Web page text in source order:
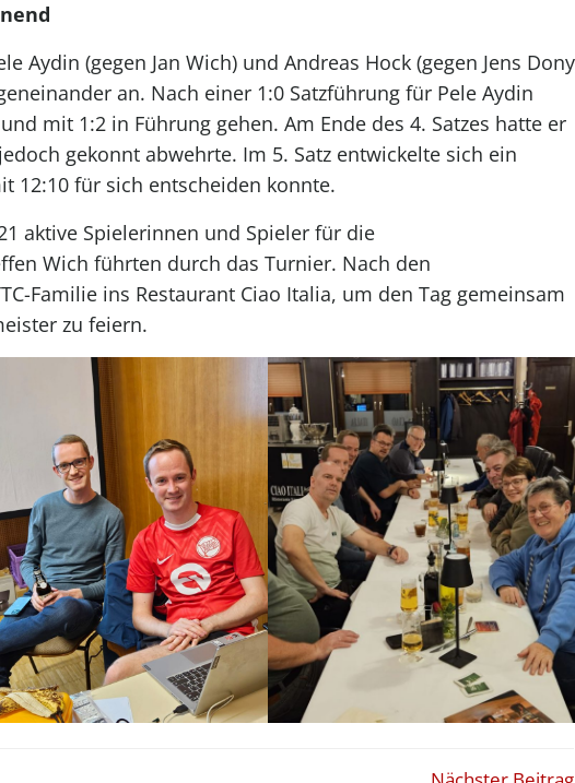
Aydin (gegen Jan Wich) und Andreas Hock (gegen Jens
an. Nach einer 1:0 Satzführung für Pele Aydin
mit 1:2 in Führung gehen. Am Ende des 4. Satzes hatte er
gekonnt abwehrte. Im 5. Satz entwickelte sich ein
12:10 für sich entscheiden konnte.
aktive Spielerinnen und Spieler für die
Wich führten durch das Turnier. Nach den
Familie ins Restaurant Ciao Italia, um den Tag gemeinsam
zu feiern.